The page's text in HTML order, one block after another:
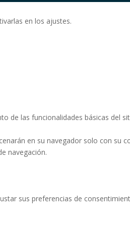
en los ajustes.
de las funcionalidades básicas del
en su navegador solo con su
navegación.
sus preferencias de